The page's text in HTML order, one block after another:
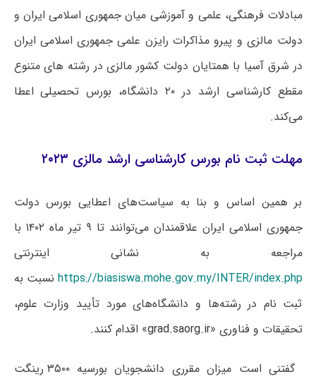
مبادلات فرهنگی، علمی و آموزشی میان جمهوری اسلامی ایران و
دولت مالزی و پیرو مذاکرات رایزن علمی جمهوری اسلامی ایران
در شرق آسیا با همتایان دولت کشور مالزی در رشته های متنوع
مقطع کارشناسی ارشد در ۲۰ دانشگاه، بورس تحصیلی اعطا
می‌کند.
مهلت ثبت نام بورس کارشناسی ارشد مالزی ۲۰۲۳
بر همین اساس و بنا به سیاست‌های اعطایی بورس دولت
جمهوری اسلامی ایران علاقمندان می‌توانند تا ۹ تیر ماه ۱۴۰۲ با
مراجعه به نشانی اینترنتی
https://biasiswa.mohe.gov.my/INTER/index.php نسبت به
ثبت نام در رشته‌ها و دانشگاه‌های مورد تأیید وزارت علوم،
تحقیقات و فناوری «grad.saorg.ir» اقدام کنند.
گفتنی است میزان مقرری دانشجویان بورسیه ۳۵۰۰ رینگت